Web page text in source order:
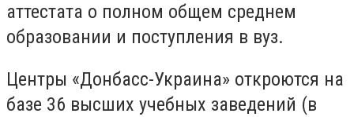
аттестата о полном общем среднем
образовании и поступления в вуз.
Центры «Донбасс-Украина» откроются на
базе 36 высших учебных заведений (в